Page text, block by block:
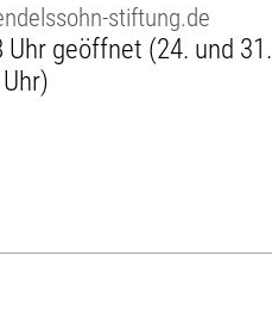
stiftung.de
geöffnet (24. und 31.